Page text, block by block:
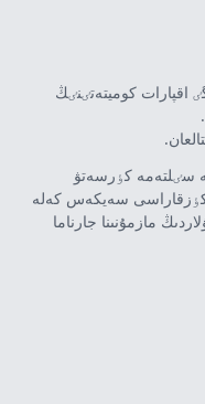
اقپارات كوميتەتٸنٸڭ
سٸلتەمە كٶرسەتۋ
كٶزقاراسى سەيكەس كەلە
مازمۇنىنا جارناما